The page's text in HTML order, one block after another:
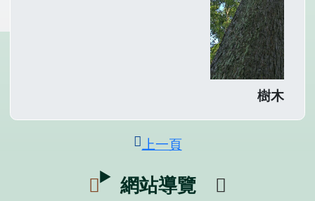
樹木標本
上一頁
網站導覽